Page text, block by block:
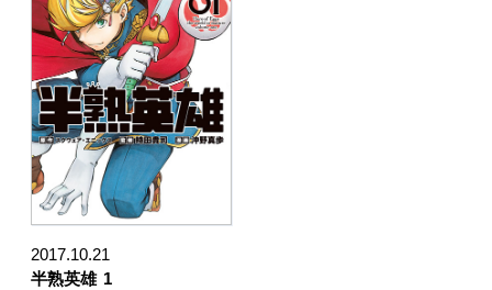
2017.10.21
半熟英雄 1